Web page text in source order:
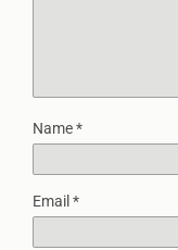
Name*
Email *